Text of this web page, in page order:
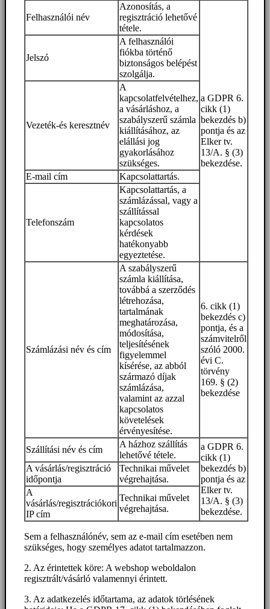
Felhasználói név
Azonosítás, a
regisztráció lehetővé
tétele.
a GDPR 6.
cikk (1)
bekezdés b)
pontja és az
Elker tv.
13/A. § (3)
bekezdése.
Jelszó
A felhasználói
fiókba történő
biztonságos belépést
szolgálja.
Vezeték-és keresztnév
A
kapcsolatfelvételhez,
a vásárláshoz, a
szabályszerű számla
kiállításához, az
elállási jog
gyakorlásához
szükséges.
E-mail cím
Kapcsolattartás.
Telefonszám
Kapcsolattartás, a
számlázással, vagy a
szállítással
kapcsolatos
kérdések
hatékonyabb
egyeztetése.
Számlázási név és cím
A szabályszerű
számla kiállítása,
továbbá a szerződés
létrehozása,
tartalmának
meghatározása,
módosítása,
teljesítésének
figyelemmel
kísérése, az abból
származó díjak
számlázása,
valamint az azzal
kapcsolatos
követelések
érvényesítése.
6. cikk (1)
bekezdés c)
pontja, és a
számvitelről
szóló 2000.
évi C.
törvény
169. § (2)
bekezdése
Szállítási név és cím
A házhoz szállítás
lehetővé tétele.
a GDPR 6.
cikk (1)
bekezdés b)
pontja és az
Elker tv.
13/A. § (3)
bekezdése.
A vásárlás/regisztráció
időpontja
Technikai művelet
végrehajtása.
A
vásárlás/regisztrációkori
IP cím
Technikai művelet
végrehajtása.
Sem a felhasználónév, sem az e-mail cím esetében nem
szükséges, hogy személyes adatot tartalmazzon.
2. Az érintettek köre: A webshop weboldalon
regisztrált/vásárló valamennyi érintett.
3. Az adatkezelés időtartama, az adatok törlésének